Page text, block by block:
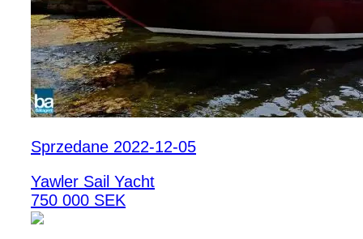
Sprzedane 2022-12-05
Yawler Sail Yacht
750 000 SEK